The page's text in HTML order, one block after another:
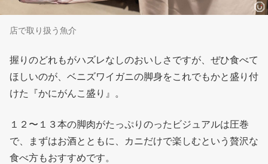
店で取り扱う魚介
握りのどれもがハズレなしのおいしさですが、ぜひ食べて
ほしいのが、ベニズワイガニの脚身をこれでもかと盛り付
けた『かにがんこ盛り』。
１２〜１３本の脚肉がたっぷりのったビジュアルは圧巻
で、まずはお酒とともに、カニだけで楽しむという贅沢な
食べ方もおすすめです。